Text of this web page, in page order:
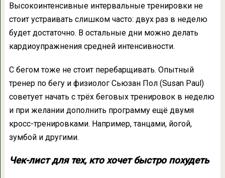
Высокоинтенсивные интервальные тренировки не
стоит устраивать слишком часто: двух раз в неделю
будет достаточно. В остальные дни можно делать
кардиоупражнения средней интенсивности.
С бегом тоже не стоит перебарщивать. Опытный
тренер по бегу и физиолог Сьюзан Пол (Susan Paul)
советует начать с трёх беговых тренировок в неделю
и при желании дополнить программу ещё двумя
кросс-тренировками. Например, танцами, йогой,
зумбой и другими.
Чек-лист для тех, кто хочет быстро похудеть